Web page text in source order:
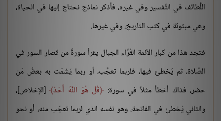
اللَّطائف في التَّفسير وفي غيره، فأذكر نماذج نحتاج إليها في الحياة،
وهي مبثوثة في كتب التاريخ، وفي غيرها.
فتجد هذا من كبار الأئمة القُرَّاء الجبال يقرأ سورةً من قصار السور في
الصَّلاة، ثم يُخطئ فيها، فلربما تعجَّب، أو ربما يَشْمَت به بعضُ مَن
حضر، فذاك أخطأ مثلاً في سورة:
قُلْ هُوَ اللَّهُ أَحَدٌ [الإخلاص]،
والثاني يُخطئ في الفاتحة، وهو نفسه الذي لربما تعجّب منه، أو نحو